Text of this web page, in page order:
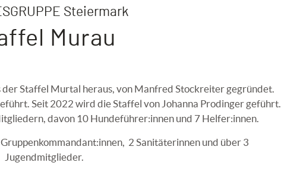
Steiermark
Murau
Staffel Murtal heraus, von Manfred Stockreiter gegründet.
Seit 2022 wird die Staffel von Johanna Prodinger geführt.
davon 10 Hundeführer:innen und 7 Helfer:innen.
2 Sanitäterinnen und über 3
Jugendmitglieder.